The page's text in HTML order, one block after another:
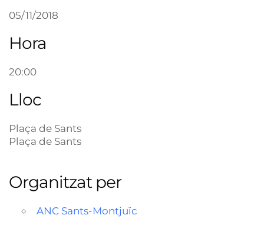
05/11/2018
Hora
20:00
Lloc
Plaça de Sants
Plaça de Sants
Organitzat per
ANC Sants-Montjuïc